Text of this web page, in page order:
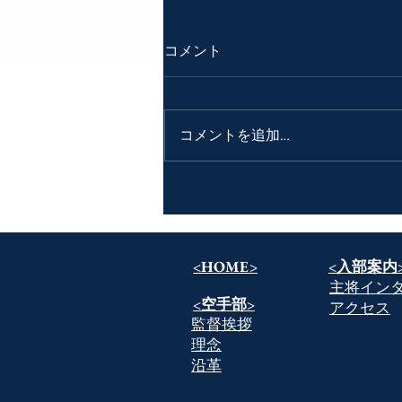
関東個人に向けて
コメント
コメントを追加…
<HOME>
​監督挨拶
​理念
​沿革
​<入部案内
主将イン
​アクセス
​<空手部>